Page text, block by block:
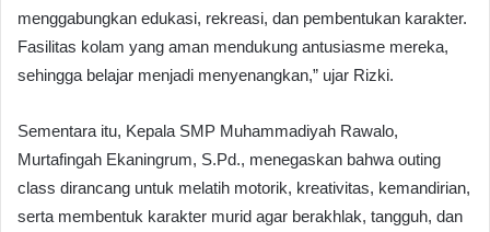
menggabungkan edukasi, rekreasi, dan pembentukan karakter.
Fasilitas kolam yang aman mendukung antusiasme mereka,
sehingga belajar menjadi menyenangkan,” ujar Rizki.
Sementara itu, Kepala SMP Muhammadiyah Rawalo,
Murtafingah Ekaningrum, S.Pd., menegaskan bahwa outing
class dirancang untuk melatih motorik, kreativitas, kemandirian,
serta membentuk karakter murid agar berakhlak, tangguh, dan